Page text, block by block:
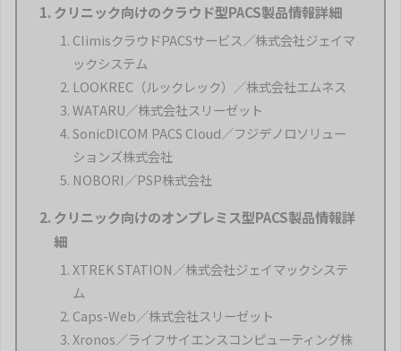
クリニック向けのクラウド型PACS製品情報詳細
ClimisクラウドPACSサービス／株式会社ジェイマ
ックシステム
LOOKREC（ルックレック）／株式会社エムネス
WATARU／株式会社スリーゼット
SonicDICOM PACS Cloud／フジデノロソリュー
ションズ株式会社
NOBORI／PSP株式会社
クリニック向けのオンプレミス型PACS製品情報詳
細
XTREK STATION／株式会社ジェイマックシステ
ム
Caps-Web／株式会社スリーゼット
Xronos／ライフサイエンスコンピューティング株